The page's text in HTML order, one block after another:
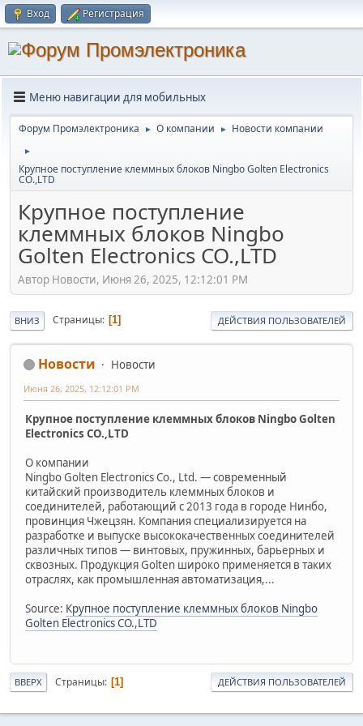
Вход Регистрация
Меню навигации для мобильных
Форум Промэлектроника ► О компании ► Новости компании
►
Крупное поступление клеммных блоков Ningbo Golten Electronics
CO.,LTD
Крупное поступление
клеммных блоков Ningbo
Golten Electronics CO.,LTD
Автор Новости, Июня 26, 2025, 12:12:01 PM
ВНИЗ Страницы 1 ДЕЙСТВИЯ ПОЛЬЗОВАТЕЛЕЙ
Новости Новости
Июня 26, 2025, 12:12:01 PM
Крупное поступление клеммных блоков Ningbo Golten
Electronics CO.,LTD
О компании
Ningbo Golten Electronics Co., Ltd. — современный
китайский производитель клеммных блоков и
соединителей, работающий с 2013 года в городе Нинбо,
провинция Чжецзян. Компания специализируется на
разработке и выпуске высококачественных соединителей
различных типов — винтовых, пружинных, барьерных и
сквозных. Продукция Golten широко применяется в таких
отраслях, как промышленная автоматизация,...
Source: Крупное поступление клеммных блоков Ningbo
Golten Electronics CO.,LTD
ВВЕРХ Страницы 1 ДЕЙСТВИЯ ПОЛЬЗОВАТЕЛЕЙ